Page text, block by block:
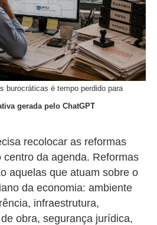
burocráticas é tempo perdido para
gerada pelo ChatGPT
recolocar as reformas
centro da agenda. Reformas
aquelas que atuam sobre o
da economia: ambiente
infraestrutura,
obra, segurança jurídica,